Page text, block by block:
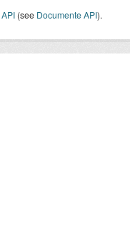
API (see Documente API).